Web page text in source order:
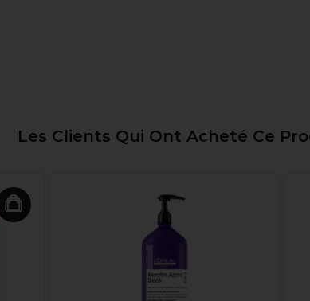
Les Clients Qui Ont Acheté Ce